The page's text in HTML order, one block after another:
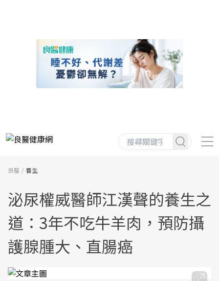
良醫 養生
泌尿權威醫師江漢聲的養生之
道：3年不吃牛羊肉，預防攝
護腺腫大、直腸癌